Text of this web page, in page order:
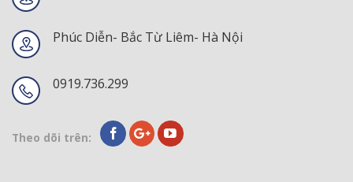
Phúc Diễn- Bắc Từ Liêm- Hà Nội
0919.736.299
Theo dõi trên: